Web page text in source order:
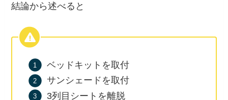
結論から述べると
ベッドキットを取付
サンシェードを取付
3列目シートを離脱